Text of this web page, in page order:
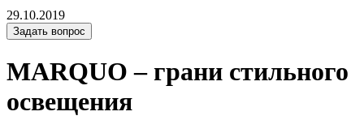
29.10.2019
Задать вопрос
MARQUO – грани стильного
освещения